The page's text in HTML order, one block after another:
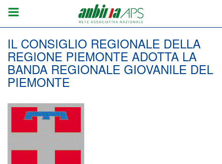
IL CONSIGLIO REGIONALE DELLA
REGIONE PIEMONTE ADOTTA LA
BANDA REGIONALE GIOVANILE DEL
PIEMONTE